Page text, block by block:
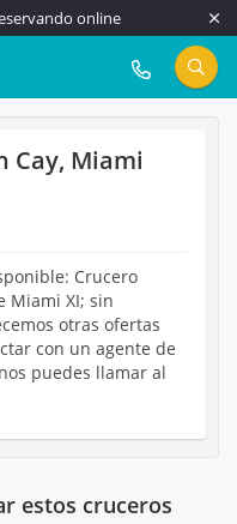
online
917 815 555
Cay, Miami
Crucero
Miami XI; sin
otras ofertas
con un agente de
puedes llamar al
estos cruceros